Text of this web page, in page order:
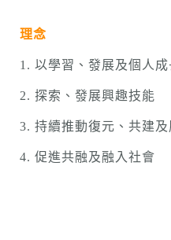
理念
1. 以學習、發展及個人
2. 探索、發展興趣技能
3. 持續推動復元、共建
4. 促進共融及融入社會